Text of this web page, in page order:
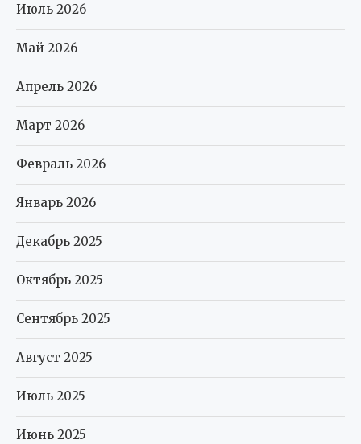
Июль 2026
Май 2026
Апрель 2026
Март 2026
Февраль 2026
Январь 2026
Декабрь 2025
Октябрь 2025
Сентябрь 2025
Август 2025
Июль 2025
Июнь 2025